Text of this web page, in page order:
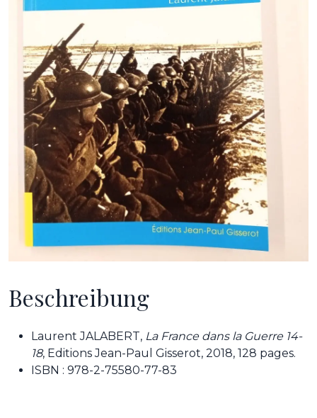
Beschreibung
Laurent JALABERT, La France dans la Guerre 14-
18, Editions Jean-Paul Gisserot, 2018, 128 pages.
ISBN : 978-2-75580-77-83